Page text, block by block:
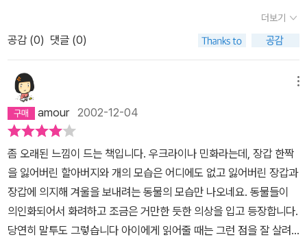
터져서 꿰맨 흔적도 있잖아...'하면서 읽었더니 아이들 눈이 커지기 시
작한다.어린 아이들에게 '너희들 생각은 어떠니?' 하고 묻는 것은 좋
은 발문이 아니라 했지만, 나는 아이들 생각이 궁금하여 물어 보았다.
절반 정도의 아이가 할 말이 있다고 손을 든다.착하다. 장갑 안이 따뜻
할 것 같다. 나도 그 안에 동물들과 함께 들어가고 싶다... 고 이야기
한다.점점 큰 동물들이 '나도 들어가게 해 줘.' 하면서 나타나는데 마
지막 장면을 남기고 보여주지 않았다.아이들은 곰의 다음에는 코끼리
가 나올 거라고 큰소리로 이야기 한다. 과연 그럴까?내가 남겨 둔마
지막 장면을 보면 아이들이 실망할 지도 모르겠다. 코끼리는 온데간
데 없고, 빈 장갑만 떨어진 그 자리에 그대로 놓여있게 되니 말이다.적
당한 호기심으로 아이들의 관심을 끌어보자. 때로는 그 호기심이 뒷
통수를 치게 되더라도 말이다. 아이들의 손에 책을 쥐게 하는 효과를
더보기
공감 (0) 댓글 (0)
amour2002-12-04
좀 오래된 느낌이 드는 책입니다. 우크라이나 민화라는데, 장갑 한짝
을 잃어버린 할아버지와 개의 모습은 어디에도 없고 잃어버린 장갑과
장갑에 의지해 겨울을 보내려는 동물의 모습만 나오네요. 동물들이
의인화되어서 화려하고 조금은 거만한 듯한 의상을 입고 등장합니다.
당연히 말투도 그렇습니다 아이에게 읽어줄 때는 그런 점을 잘 살려